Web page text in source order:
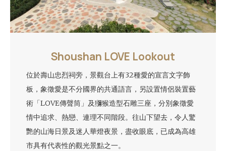
Shoushan LOVE Lookout
位於壽山忠烈祠旁，景觀台上有32種愛的宣言文字飾
板，象徵愛是不分國界的共通語言，另設置情侶裝置藝
術「LOVE傳聲筒」及獼猴造型石雕三座，分別象徵愛
情中追求、熱戀、連理不同階段。往山下望去，令人驚
艷的山海日景及迷人華燈夜景，盡收眼底，已成為高雄
市具有代表性的觀光景點之一。